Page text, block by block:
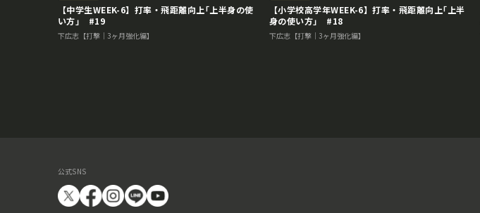
【中学生WEEK-6】打率・飛距離向上｢上半身の使
い方｣ #19
下広志【打撃｜3ヶ月強化編】
【小学校高学年WEEK-6】打率・飛距離向上｢上半
身の使い方｣ #18
下広志【打撃｜3ヶ月強化編】
公式SNS